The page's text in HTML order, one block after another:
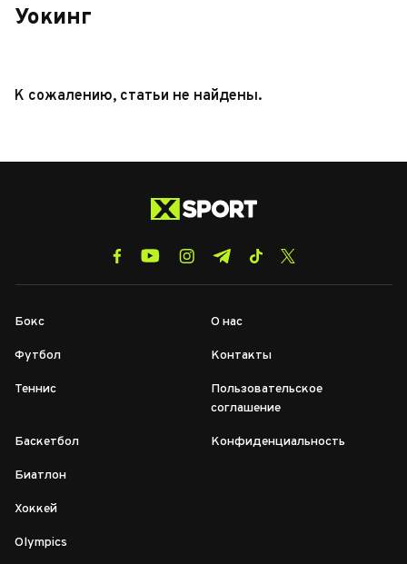
Уокинг
К сожалению, статьи не найдены.
Бокс
Футбол
Теннис
Баскетбол
Биатлон
Хоккей
Olympics
О нас
Контакты
Пользовательское
соглашение
Конфиденциальность